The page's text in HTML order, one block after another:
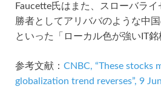
Faucette氏はまた、スローバラ
勝者としてアリババのような中
といった「ローカル色が強いIT銘
参考文献： CNBC, “These stocks
globalization trend reverses”, 9